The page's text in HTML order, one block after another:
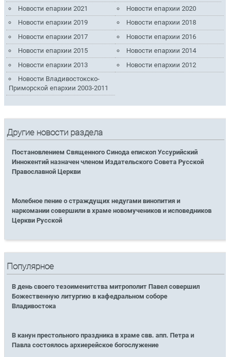
Новости епархии 2021
Новости епархии 2020
Новости епархии 2019
Новости епархии 2018
Новости епархии 2017
Новости епархии 2016
Новости епархии 2015
Новости епархии 2014
Новости епархии 2013
Новости епархии 2012
Новости Владивостокско-
Приморской епархии 2003-2011
Другие новости раздела
Постановлением Священного Синода епископ Уссурийский
Иннокентий назначен членом Издательского Совета Русской
Православной Церкви
Молебное пение о страждущих недугами винопития и
наркомании совершили в храме новомучеников и исповедников
Церкви Русской
Популярное
В день своего тезоименитства митрополит Павел совершил
Божественную литургию в кафедральном соборе
Владивостока
В канун престольного праздника в храме свв. апп. Петра и
Павла состоялось архиерейское богослужение